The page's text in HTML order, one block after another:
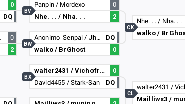
0
DQ
0
2
Panpin / Mordexo
0
Nhe. . . / Nha. . .
2
BV
Anonimo_Senpai / JhonnyXDMD
DQ
walko / BrGhost
0
BW
walter2431 / Vichofresh
0
David4455 / Stark-San
DQ
BX
Nhe. . . / Nha. . .
walko /
CK
walter2431 /
Mailliws3 /
CL